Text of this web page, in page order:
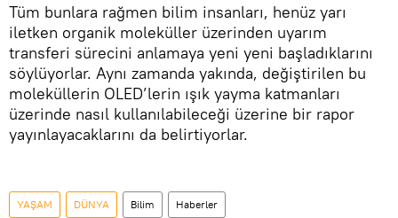
Tüm bunlara rağmen bilim insanları, henüz yarı
iletken organik moleküller üzerinden uyarım
transferi sürecini anlamaya yeni yeni başladıklarını
söylüyorlar. Aynı zamanda yakında, değiştirilen bu
moleküllerin OLED’lerin ışık yayma katmanları
üzerinde nasıl kullanılabileceği üzerine bir rapor
yayınlayacaklarını da belirtiyorlar.
YAŞAM DÜNYA Bilim Haberler